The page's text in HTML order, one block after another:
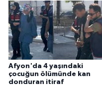
Afyon'da 4 yaşındaki
çocuğun ölümünde kan
donduran itiraf